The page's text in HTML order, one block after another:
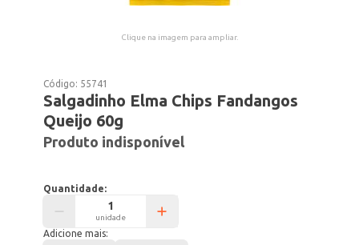
Clique na imagem para ampliar.
Código: 55741
Salgadinho Elma Chips Fandangos
Queijo 60g
Produto indisponível
Quantidade:
unidade
Adicione mais: